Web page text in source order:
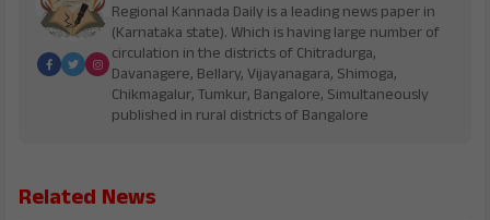
Regional Kannada Daily is a leading news paper in
(Karnataka state). Which is having large number of
circulation in the districts of Chitradurga,
Davanagere, Bellary, Vijayanagara, Shimoga,
Chikmagalur, Tumkur, Bangalore, Simultaneously
published in rural districts of Bangalore
Related News